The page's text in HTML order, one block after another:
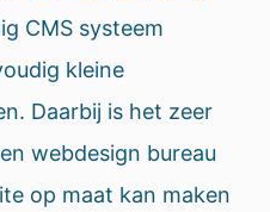
CMS systeem
kleine
Daarbij is het zeer
webdesign bureau
op maat kan maken